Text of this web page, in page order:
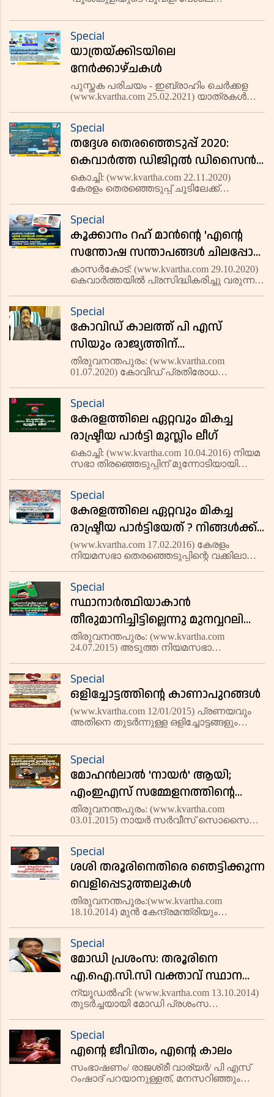
സജ്ജന സാധു പൂജയ ബേളഗേ
മജ്ജിഗയൊളഗിന ബെണ്ണയന്തേ....
വണ്ണാത്തിപ്പുഴയുടെ തീരത്ത് തിങ്കൾ കണ്ണാടി
നോക്കും നേരത്
Special
യാത്രയ്ക്കിടയിലെ
നേര്‍ക്കാഴ്ചകള്‍
പുസ്തക പരിചയം - ഇബ്രാഹിം ചെര്‍ക്കള
(www.kvartha.com 25.02.2021) യാത്രകള്‍
ആസ്വാദ്യകരമാണ്. വിനോദം പോലെ
തന്നെ ജീവിതത്തിന്റെ ഗതിവിഗതികള്‍ നി
Special
തദ്ദേശ തെരഞ്ഞെടുപ്പ് 2020:
കെവാര്‍ത്ത ഡിജിറ്റല്‍ ഡിസൈന്‍
മത്സരം സംഘടിപ്പിക്കുന്നു;
നിങ്ങൾക്കും പങ്കെടുക്കാം
കൊച്ചി: (www.kvartha.com 22.11.2020)
കേരളം തെരഞ്ഞെടുപ്പ് ചൂടിലേക്ക്
ആകാംക്ഷയോടെ കാത്തിരിക്കുന്ന
മത്സരങ്ങള്‍ മിക്കതും ഇഞ്ചോടിഞ്ച്
പോരാട്ടം തന്നെയാ
Special
കൂക്കാനം റഹ് മാന്‍ന്റെ 'എന്റെ
സന്തോഷ സന്താപങ്ങള്‍ ചിലപ്പോള്‍
നിങ്ങളുടേയും' ലേഖനങ്ങളുടെ
സമഹാരം പുസ്തക പ്രകാശനം
നവംബര്‍ ഒന്നിന്
കാസര്‍കോട്: (www.kvartha.com 29.10.2020)
കെവാര്‍ത്തയില്‍ പ്രസിദ്ധികരിച്ചു വരുന്ന
ഓര്‍മ്മക്കുറിപ്പു സമാഹാരം
പുസ്തകമാവുന്നു. കേരള
Special
കോവിഡ് കാലത്ത് പി എസ്
സിയും രാജ്യത്തിന്
മാതൃകയാകുന്നു; 9000
നിയമനങ്ങള്‍ നടത്തി; പിന്‍വാതില്‍
നിയമനം തകൃതിയെന്ന്
ഉദ്യോഗാര്‍ത്ഥികള്‍
തിരുവനന്തപുരം: (www.kvartha.com
01.07.2020) കോവിഡ് പ്രതിരോധ
ഒന്‍പതിനായിരത്തിലധികം നിയമനങ്ങള്‍
നടത്തി സംസ്ഥാന പബ്‌ളിക് സര്‍വ്വീസ്
കമ്മീഷന്‍ രാജ്യത്ത
Special
കേരളത്തിലെ ഏറ്റവും മികച്ച
രാഷ്ട്രീയ പാര്‍ട്ടി മുസ്ലിം ലീഗ്
കൊച്ചി: (www.kvartha.com 10.04.2016) നിയമ
സഭാ തിരഞ്ഞെടുപ്പിന് മുന്നോടിയായി
രാഷ്ട്രീയ പാര്‍ട്ടിയായി ഇന്ത്യന്‍ യൂണിയന്‍
മുസ്ലിം ലീഗ്
Special
കേരളത്തിലെ ഏറ്റവും മികച്ച
രാഷ്ട്രീയ പാര്‍ട്ടിയേത് ? നിങ്ങള്‍ക്ക്
തിരഞ്ഞെടുക്കാം
(www.kvartha.com 17.02.2016) കേരളം
നിയമസഭാ തെരഞ്ഞെടുപ്പിന്റെ വക്കിലാണ്.
നിയമസഭയുടെ കാലാവധി മെയ് 14ന്
അവസാനിക്കും. അഞ്ച് വര്‍ഷ
Special
സ്ഥാനാര്‍ത്ഥിയാകാന്‍
തീരുമാനിച്ചിട്ടില്ലെന്നു മുനവ്വറലി
തങ്ങളുടെ ഫേസ്ബുക്ക് പോസ്റ്റ്;
വിവാദം വഴിത്തിരിവില്‍
തിരുവനന്തപുരം: (www.kvartha.com
24.07.2015) അടുത്ത നിയമസഭാ
മുനവ്വറലി ശിഹാബ് തങ്ങളുടെ
ഫേസ്ബുക്ക് പോസ്റ്റ്. തങ്ങള്‍ കുടുംബത്തില്
Special
ഒളിച്ചോട്ടത്തിന്റെ കാണാപുറങ്ങള്‍
(www.kvartha.com 12/01/2015) പ്രണയവും
അതിനെ തുടര്‍ന്നുള്ള ഒളിച്ചോട്ടങ്ങളും
കുറിച്ച് കവികള്‍ ഏറെ ഏഴുതിയിട്ടുണ്ട്.
അതിന്റെ സൗന്ദര്യത്തെ കുറിച്ചും
അവാച്യമായ അനുഭവങ്ങളെ കുറ
Special
മോഹന്‍ലാല്‍ 'നായര്‍' ആയി;
എംഇഎസ് സമ്മേളനത്തിന്റെ
ക്ഷണക്കത്ത് മമ്മൂട്ടിയെ
കാത്തുകിടക്കുന്നു
തിരുവനന്തപുരം: (www.kvartha.com
03.01.2015) നായര്‍ സര്‍വീസ് സൊസൈറ്റി
മുസ്ലിം എജുക്കേഷന്‍ സൊസൈറ്റി
(എംഇഎസ്) മമ്മൂട്ടിയെ 'മുസ്്‌ലിം'
Special
ശശി തരൂരിനെതിരെ ഞെട്ടിക്കുന്ന
വെളിപ്പെടുത്തലുകള്‍
തിരുവനന്തപുരം:(www.kvartha.com
18.10.2014) മുന്‍ കേന്ദ്രമന്ത്രിയും
നടപ്പാക്കിയ കാര്യങ്ങളെക്കുറിച്ച് കഴിഞ്ഞ
തെരഞ്ഞെടുപ്പു കാലത്ത് ജനങ്ങള
Special
മോഡി പ്രശംസ: തരൂരിനെ
എ.ഐ.സി.സി വക്താവ് സ്ഥാനത്ത്
നിന്നും നീക്കി
ന്യൂഡല്‍ഹി: (www.kvartha.com 13.10.2014)
തുടര്‍ച്ചയായി മോഡി പ്രശംസ
സ്ഥാനത്ത് നിന്നും നീക്കി.
വാര്‍ത്താകുറിപ്പിലാണ് എ.ഐ.സി.സി
ഇക്കാര്യം വ്യക്
Special
എന്റെ ജീവിതം, എന്റെ കാലം
സംഭാഷണം/ രാജശ്രീ വാര്യര്‍/ പി എസ്
റംഷാദ് പറയാനുള്ളത്, മനസറിഞ്ഞും